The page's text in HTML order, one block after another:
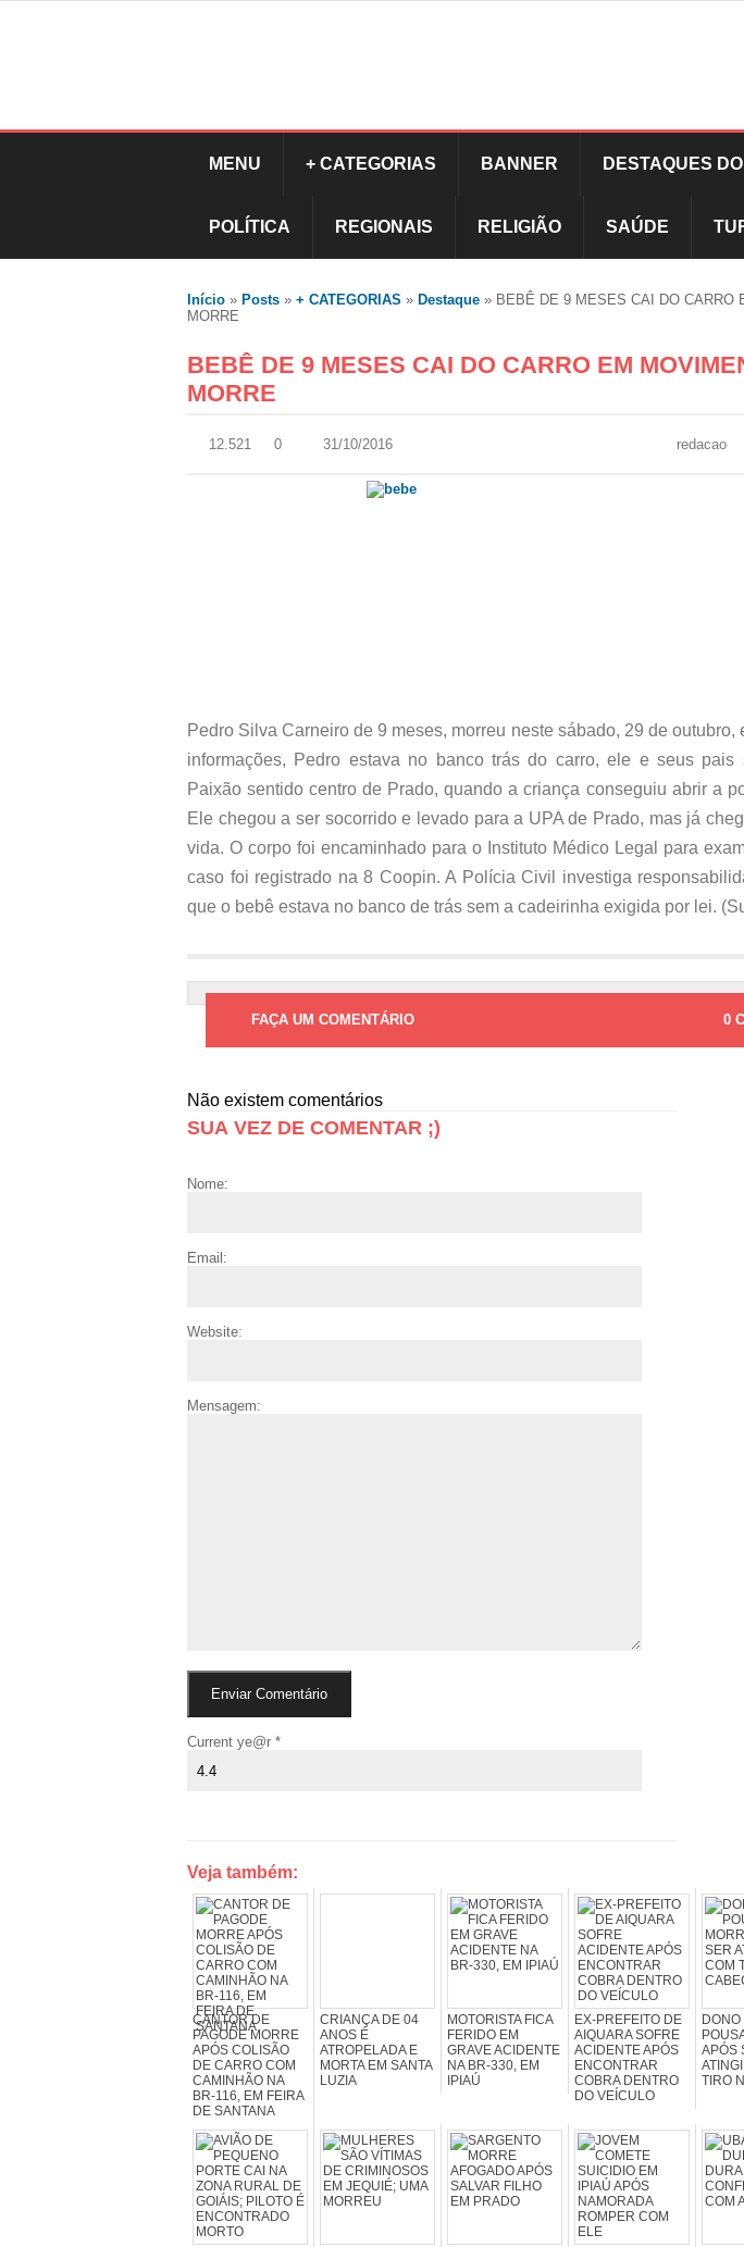
MENU + CATEGORIAS BANNER DESTAQUES
POLÍTICA REGIONAIS RELIGIÃO SAÚDE
Início » Posts » + CATEGORIAS » Destaque » BEBÊ DE 9 MESES CAI DO CARRO
MORRE
BEBÊ DE 9 MESES CAI DO CARRO EM
MORRE
12.521 0 31/10/2016 redacao
Pedro Silva Carneiro de 9 meses, morreu neste sábado, 29 de outubro,
informações, Pedro estava no banco trás do carro, ele e seus pais
Paixão sentido centro de Prado, quando a criança conseguiu abrir a
Ele chegou a ser socorrido e levado para a UPA de Prado, mas já
vida. O corpo foi encaminhado para o Instituto Médico Legal para
caso foi registrado na 8 Coopin. A Polícia Civil investiga
que o bebê estava no banco de trás sem a cadeirinha exigida por lei.
FAÇA UM COMENTÁRIO 0
Não existem comentários
SUA VEZ DE COMENTAR ;)
Nome:
Email:
Website:
Mensagem:
Current ye@r *
Veja também:
CANTOR DE
PAGODE MORRE
APÓS COLISÃO
DE CARRO COM
CAMINHÃO NA
BR-116, EM FEIRA
DE SANTANA
CRIANÇA DE 04
ANOS É
ATROPELADA E
MORTA EM SANTA
LUZIA
MOTORISTA FICA
FERIDO EM
GRAVE ACIDENTE
NA BR-330, EM
IPIAÚ
EX-PREFEITO DE
AIQUARA SOFRE
ACIDENTE APÓS
ENCONTRAR
COBRA DENTRO
DO VEÍCULO
DONO
APÓS
TIRO